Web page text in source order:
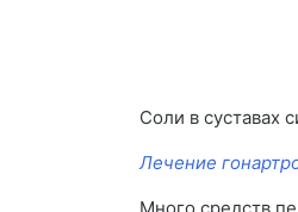
Соли в суставах
Лечение